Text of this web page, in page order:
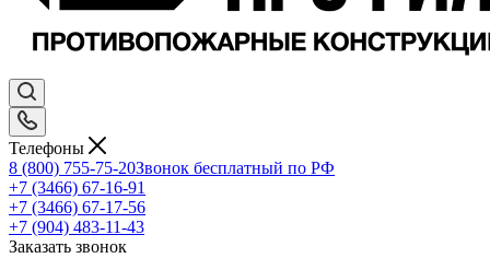
Телефоны
8 (800) 755-75-20Звонок бесплатный по РФ
+7 (3466) 67-16-91
+7 (3466) 67-17-56
+7 (904) 483-11-43
Заказать звонок